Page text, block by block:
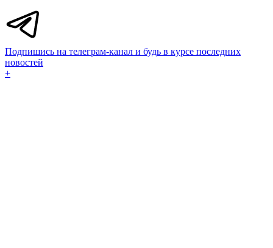
Подпишись на телеграм-канал и будь в курсе последних
новостей
+